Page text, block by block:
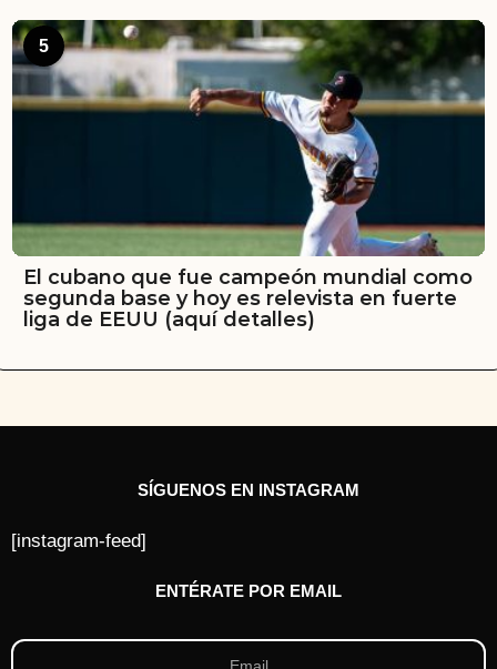
5
El cubano que fue campeón mundial como
segunda base y hoy es relevista en fuerte
liga de EEUU (aquí detalles)
SÍGUENOS EN INSTAGRAM
[instagram-feed]
ENTÉRATE POR EMAIL